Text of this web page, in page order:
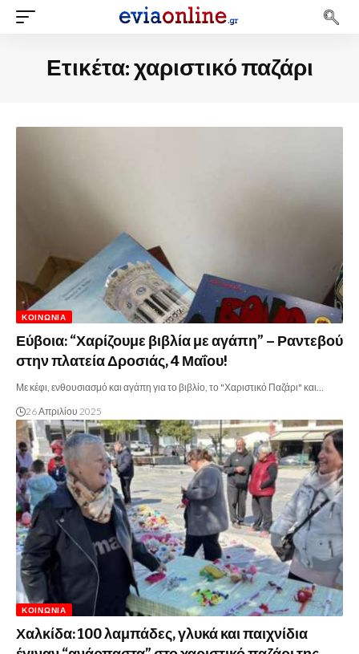
Ετικέτα:χαριστικό παζάρι
ΚΟΙΝΩΝΊΑ
Εύβοια: “Χαρίζουμε βιβλία με αγάπη” – Ραντεβού
στην πλατεία Δροσιάς, 4 Μαΐου!
Με κέφι, ενθουσιασμό και αγάπη για το βιβλίο, το "Χαριστικό Παζάρι" και…
26 Απριλίου 2025
ΚΟΙΝΩΝΊΑ
Χαλκίδα: 100 λαμπάδες, γλυκά και παιχνίδια